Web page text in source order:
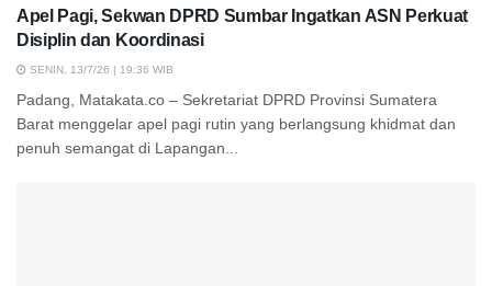
Apel Pagi, Sekwan DPRD Sumbar Ingatkan ASN Perkuat
Disiplin dan Koordinasi
SENIN, 13/7/26 | 19:36 WIB
Padang, Matakata.co – Sekretariat DPRD Provinsi Sumatera
Barat menggelar apel pagi rutin yang berlangsung khidmat dan
penuh semangat di Lapangan...